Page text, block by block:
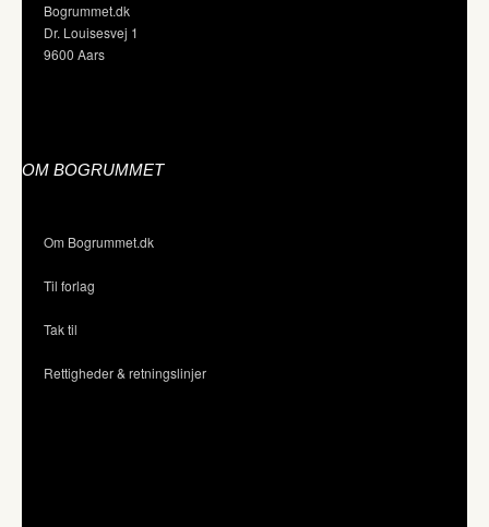
Bogrummet.dk
Dr. Louisesvej 1
9600 Aars
OM BOGRUMMET
Om Bogrummet.dk
Til forlag
Tak til
Rettigheder & retningslinjer